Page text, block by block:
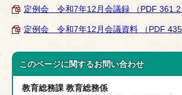
定例会 令和7年12月会議録 （PDF 361.2
定例会 令和7年12月会議資料 （PDF
このページに関するお問い合わせ
教育総務課 教育総務係